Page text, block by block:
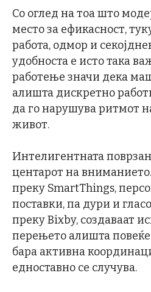
Со оглед на тоа што
место за ефикасност,
работа, одмор и
удобноста е исто така
работење значи дека
алишта дискретно
да го нарушува ритмот
живот.
Интелигентната
центарот на
преку SmartThings,
поставки, па дури и
преку Bixby, создаваат
перењето алишта
бара активна
едноставно се случува.